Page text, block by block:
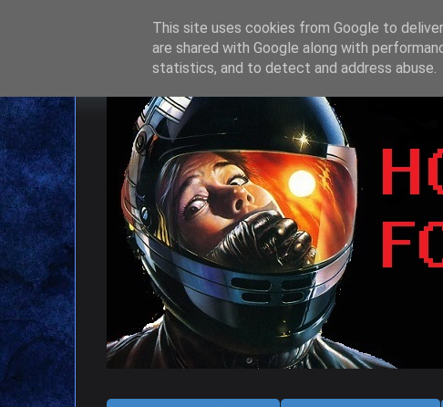
This site uses cookies from Google to
are shared with Google along with
statistics, and to detect and address abuse.